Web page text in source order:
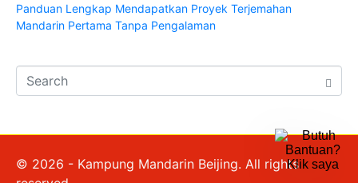
Panduan Lengkap Mendapatkan Proyek Terjemahan
Mandarin Pertama Tanpa Pengalaman
© 2026 - Kampung Mandarin Beijing. All rights